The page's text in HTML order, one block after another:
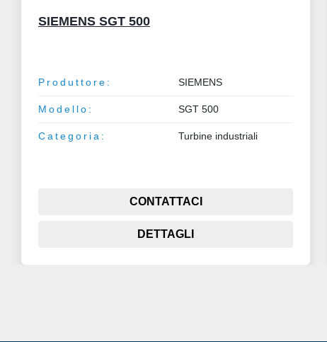
SIEMENS SGT 500
Produttore: SIEMENS
Modello: SGT 500
Categoria: Turbine industriali
CONTATTACI
DETTAGLI